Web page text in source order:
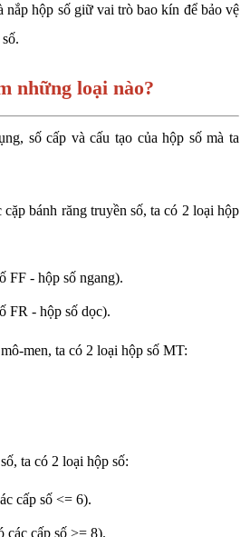
nắp hộp số giữ vai trò bao kín để bảo vệ
những loại nào?
số cấp và cấu tạo của hộp số mà ta
bánh răng truyền số, ta có 2 loại hộp
FF - hộp số ngang).
FR - hộp số dọc).
men, ta có 2 loại hộp số MT:
ta có 2 loại hộp số:
cấp số <= 6).
các cấp số >= 8).